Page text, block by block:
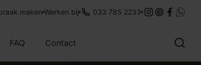
35 jaar ervaring Met aandacht
maken Werken bij 033 785 2233
FAQ Contact